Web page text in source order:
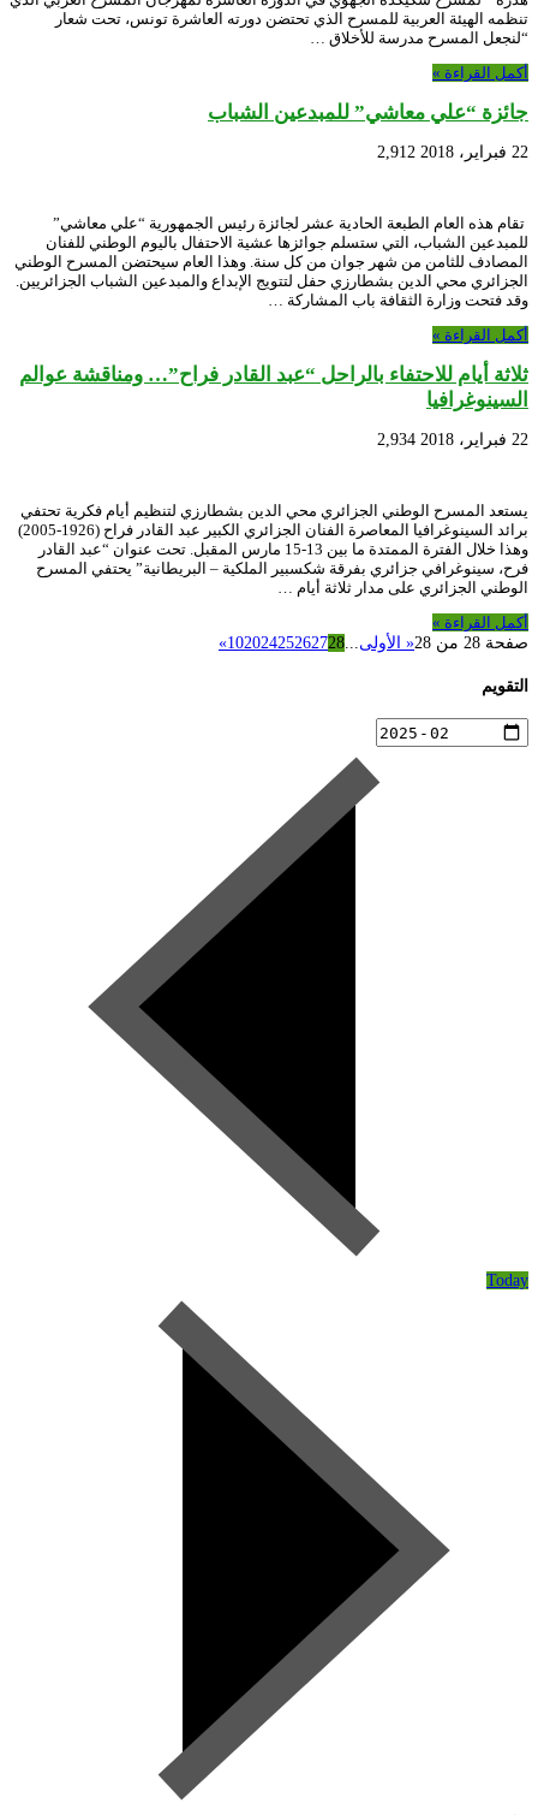
تنظمه الهيئة العربية للمسرح الذي تحتضن دورته العاشرة تونس، تحت شعار
“لنجعل المسرح مدرسة للأخلاق …
أكمل القراءة »
جائزة “علي معاشي” للمبدعين الشباب
22 فبراير، 2018 2,912
تقام هذه العام الطبعة الحادية عشر لجائزة رئيس الجمهورية “علي معاشي”
للمبدعين الشباب، التي ستسلم جوائزها عشية الاحتفال باليوم الوطني للفنان
المصادف للثامن من شهر جوان من كل سنة. وهذا العام سيحتضن المسرح الوطني
الجزائري محي الدين بشطارزي حفل لتتويج الإبداع والمبدعين الشباب الجزائريين.
وقد فتحت وزارة الثقافة باب المشاركة …
أكمل القراءة »
ثلاثة أيام للاحتفاء بالراحل “عبد القادر فراح”… ومناقشة عوالم
السينوغرافيا
22 فبراير، 2018 2,934
يستعد المسرح الوطني الجزائري محي الدين بشطارزي لتنظيم أيام فكرية تحتفي
برائد السينوغرافيا المعاصرة الفنان الجزائري الكبير عبد القادر فراح (1926-2005)
وهذا خلال الفترة الممتدة ما بين 13-15 مارس المقبل. تحت عنوان “عبد القادر
فرح، سينوغرافي جزائري بفرقة شكسبير الملكية – البريطانية” يحتفي المسرح
الوطني الجزائري على مدار ثلاثة أيام …
أكمل القراءة »
صفحة 28 من 28
« الأولى...
10202425262728
»
التقويم
Today